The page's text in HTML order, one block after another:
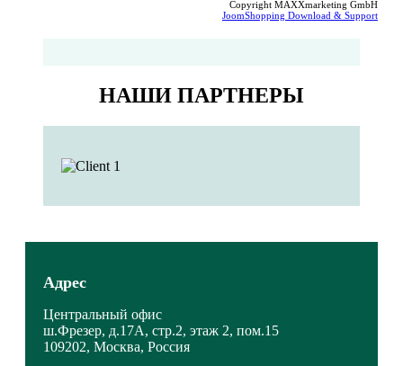
Copyright MAXXmarketing GmbH
JoomShopping Download & Support
НАШИ ПАРТНЕРЫ
Адрес
Центральный офис
ш.Фрезер, д.17А, стр.2, этаж 2, пом.15
109202, Москва, Россия